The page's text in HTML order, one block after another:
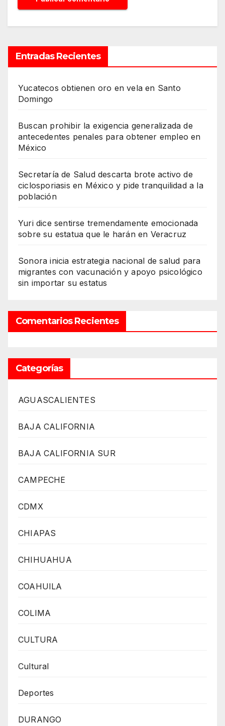
Entradas Recientes
Yucatecos obtienen oro en vela en Santo
Domingo
Buscan prohibir la exigencia generalizada de
antecedentes penales para obtener empleo en
México
Secretaría de Salud descarta brote activo de
ciclosporiasis en México y pide tranquilidad a la
población
Yuri dice sentirse tremendamente emocionada
sobre su estatua que le harán en Veracruz
Sonora inicia estrategia nacional de salud para
migrantes con vacunación y apoyo psicológico
sin importar su estatus
Comentarios Recientes
Categorías
AGUASCALIENTES
BAJA CALIFORNIA
BAJA CALIFORNIA SUR
CAMPECHE
CDMX
CHIAPAS
CHIHUAHUA
COAHUILA
COLIMA
CULTURA
Cultural
Deportes
DURANGO